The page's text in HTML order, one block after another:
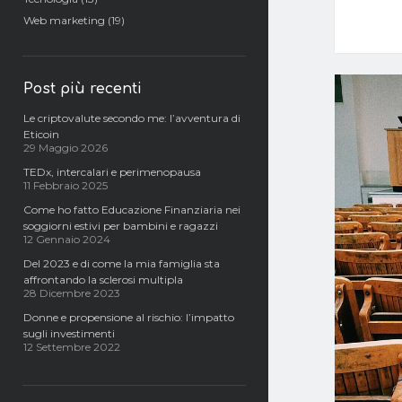
Web marketing (19)
Post più recenti
Le criptovalute secondo me: l’avventura di
Eticoin
29 Maggio 2026
TEDx, intercalari e perimenopausa
11 Febbraio 2025
Come ho fatto Educazione Finanziaria nei
soggiorni estivi per bambini e ragazzi
12 Gennaio 2024
Del 2023 e di come la mia famiglia sta
affrontando la sclerosi multipla
28 Dicembre 2023
Donne e propensione al rischio: l’impatto
sugli investimenti
12 Settembre 2022